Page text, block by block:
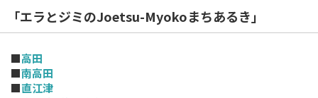
「エラとジミのJoetsu-Myokoまちあるき」
■高田
■南高田
■直江津